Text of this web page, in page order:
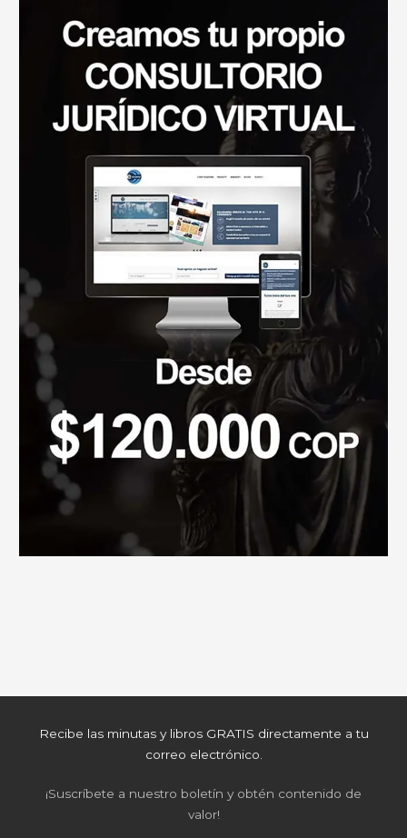
Recibe las minutas y libros GRATIS directamente a tu
correo electrónico.
¡Suscríbete a nuestro boletín y obtén contenido de
valor!